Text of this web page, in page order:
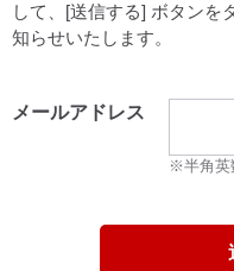
して、[送信する] ボタンを
知らせいたします。
メールアドレス
※半角英